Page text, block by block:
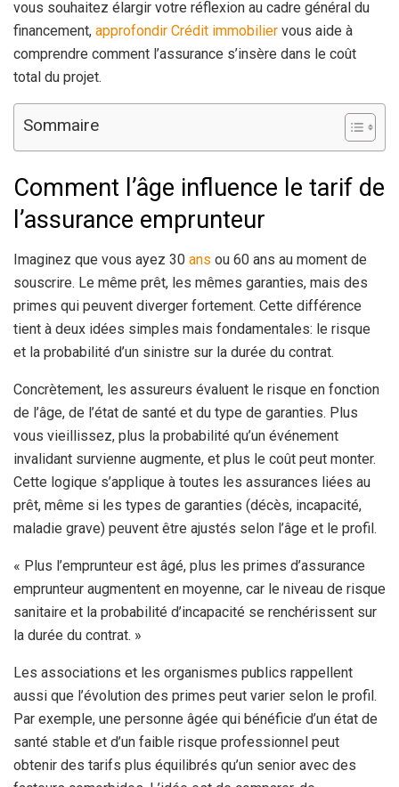
vous souhaitez élargir votre réflexion au cadre général du
financement, approfondir Crédit immobilier vous aide à
comprendre comment l’assurance s’insère dans le coût
total du projet.
Sommaire
Comment l’âge influence le tarif de
l’assurance emprunteur
Imaginez que vous ayez 30 ans ou 60 ans au moment de
souscrire. Le même prêt, les mêmes garanties, mais des
primes qui peuvent diverger fortement. Cette différence
tient à deux idées simples mais fondamentales: le risque
et la probabilité d’un sinistre sur la durée du contrat.
Concrètement, les assureurs évaluent le risque en fonction
de l’âge, de l’état de santé et du type de garanties. Plus
vous vieillissez, plus la probabilité qu’un événement
invalidant survienne augmente, et plus le coût peut monter.
Cette logique s’applique à toutes les assurances liées au
prêt, même si les types de garanties (décès, incapacité,
maladie grave) peuvent être ajustés selon l’âge et le profil.
« Plus l’emprunteur est âgé, plus les primes d’assurance
emprunteur augmentent en moyenne, car le niveau de risque
sanitaire et la probabilité d’incapacité se renchérissent sur
la durée du contrat. »
Les associations et les organismes publics rappellent
aussi que l’évolution des primes peut varier selon le profil.
Par exemple, une personne âgée qui bénéficie d’un état de
santé stable et d’un faible risque professionnel peut
obtenir des tarifs plus équilibrés qu’un senior avec des